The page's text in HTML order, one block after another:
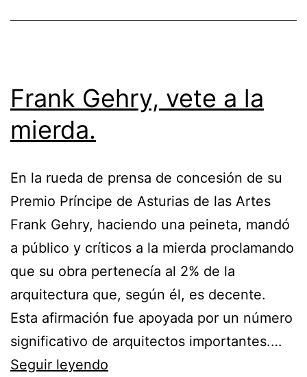
Frank Gehry, vete a la
mierda.
En la rueda de prensa de concesión de su
Premio Príncipe de Asturias de las Artes
Frank Gehry, haciendo una peineta, mandó
a público y críticos a la mierda proclamando
que su obra pertenecía al 2% de la
arquitectura que, según él, es decente.
Esta afirmación fue apoyada por un número
significativo de arquitectos importantes.…
Seguir leyendo